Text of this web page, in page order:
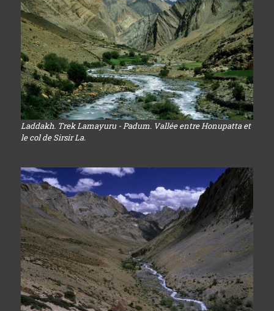
Laddakh. Trek Lamayuru - Padum. Vallée entre Honupatta et
le col de Sirsir La.